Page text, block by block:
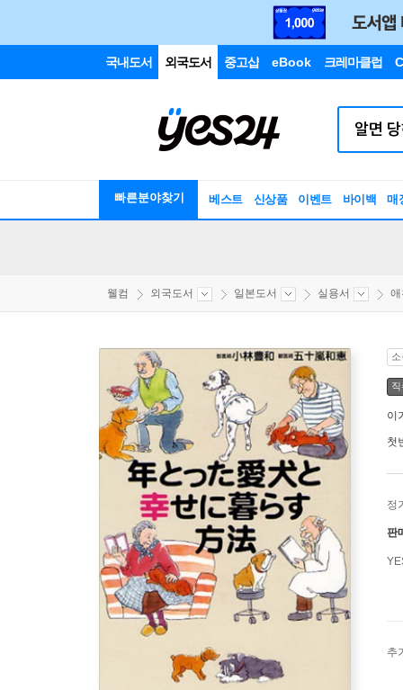
국내도서 외국도서 중고샵 eBook 크레마클럽
빠른분야찾기 베스트 신상품 이벤트 바이백 매
웰컴 외국도서 일본도서 실용서
이
첫
정
판
추